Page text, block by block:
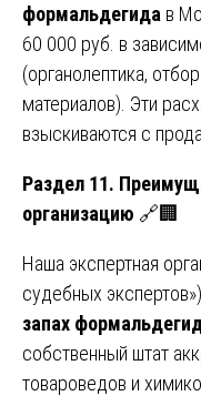
формальдегида в
60 000 руб. в
(органолептика,
материалов). Эти
взыскиваются с
Раздел 11.
организацию 🔗🏢
Наша экспертная
судебных
запах
собственный штат
товароведов и